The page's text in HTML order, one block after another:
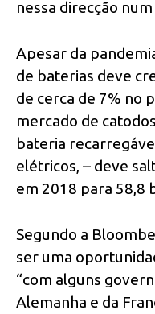
nessa direcção
Apesar da
de baterias deve
de cerca de 7% no
mercado de
bateria
elétricos, – deve
em 2018 para 58,8
Segundo a
ser uma
“com alguns
Alemanha e da